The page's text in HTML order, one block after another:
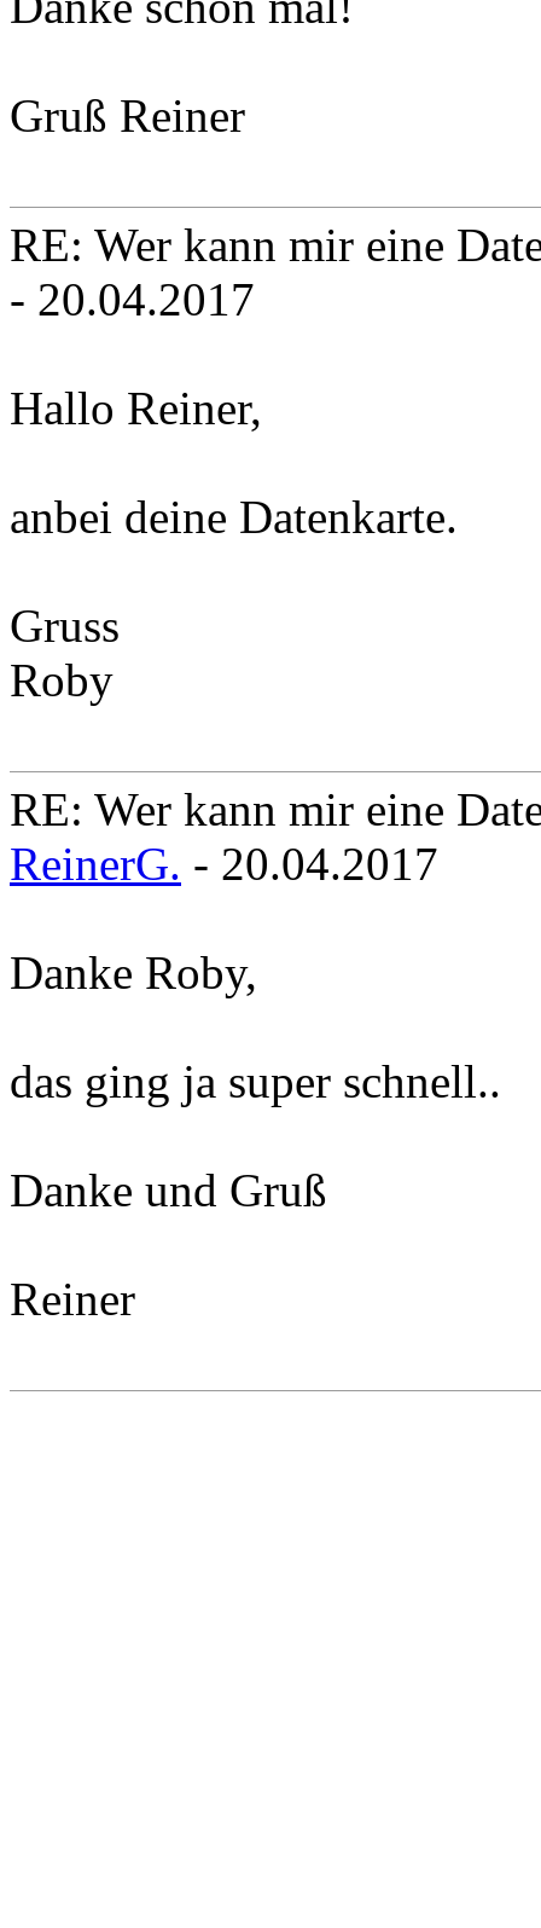
Gruß Reiner
RE: Wer kann mir eine
- 20.04.2017
Hallo Reiner,
anbei deine Datenkarte.
Gruss
Roby
RE: Wer kann mir eine
ReinerG. - 20.04.2017
Danke Roby,
das ging ja super schnell..
Danke und Gruß
Reiner